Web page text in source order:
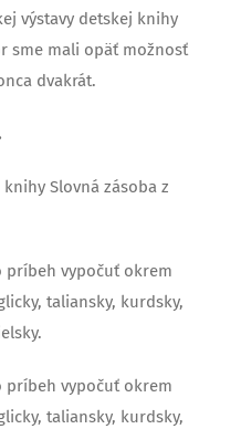
výstavy detskej knihy
sme mali opäť možnosť
dvakrát.
Slovná zásoba z
vypočuť okrem
taliansky, kurdsky,
vypočuť okrem
taliansky, kurdsky,